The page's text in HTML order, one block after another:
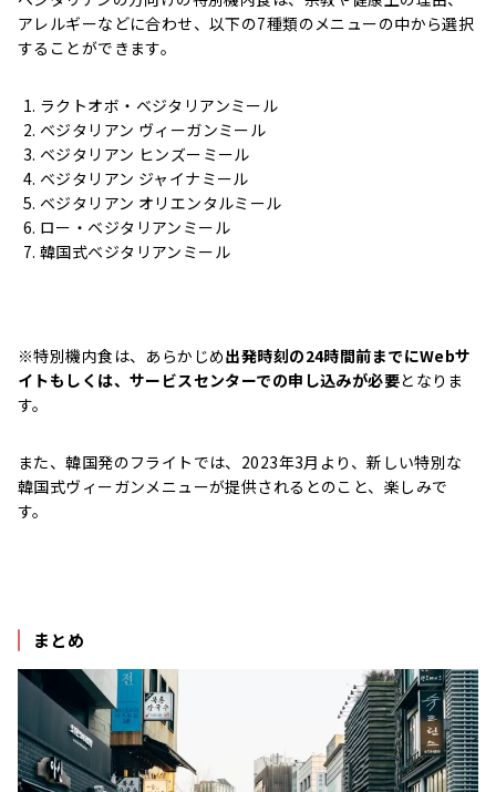
アレルギーなどに合わせ、以下の7種類のメニューの中から選択
することができます。
ラクトオボ・ベジタリアンミール
ベジタリアン ヴィーガンミール
ベジタリアン ヒンズーミール
ベジタリアン ジャイナミール
ベジタリアン オリエンタルミール
ロー・ベジタリアンミール
韓国式ベジタリアンミール
※特別機内食は、あらかじめ出発時刻の24時間前までにWebサ
イトもしくは、サービスセンターでの申し込みが必要となりま
す。
また、韓国発のフライトでは、2023年3月より、新しい特別な
韓国式ヴィーガンメニューが提供されるとのこと、楽しみで
す。
まとめ